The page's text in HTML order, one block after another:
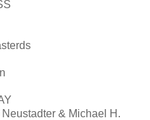
& Michael H.